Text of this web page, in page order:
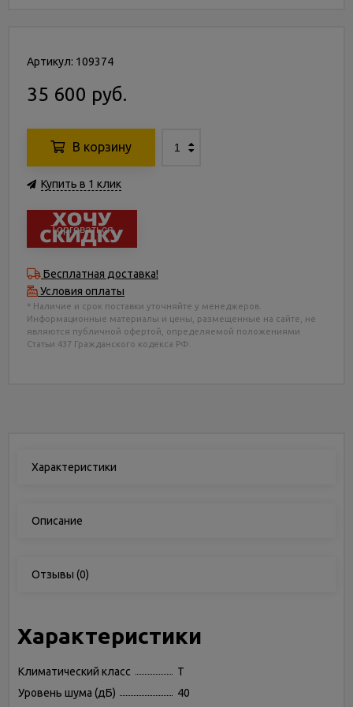
Артикул: 109374
35 600 руб.
В корзину
Купить в 1 клик
Торговаться
Бесплатная доставка!
Условия оплаты
* Наличие и срок поставки уточняйте у менеджеров.
Информационные материалы и цены, размещенные на сайте, не
являются публичной офертой, определяемой положениями
Статьи 437 Гражданского кодекса РФ.
Характеристики
Описание
Отзывы (0)
Характеристики
Климатический класс
T
Уровень шума (дБ)
40